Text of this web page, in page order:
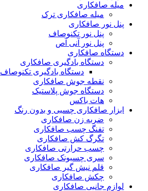
میله صافکاری
میله صافکاری ترک
پنل نور صافکاری
پنل نور تکنوصاف
پنل نور آنی آص
دستگاه صافکاری
دستگاه بادگیری صافکاری
دستگاه بادگیری تکنوصاف
نقطه جوش صافکاری
دستگاه جوش پلاستیک
هات باکس
ابزار صافکاری چسبی و بدون رنگ
ضربه زن صافکاری
تفنگ چسب صافکاری
تگرگ کش صافکاری
چسب حرارتی صافکاری
سری چسبونک صافکاری
قلم نیش گیر صافکاری
چکش صافکاری
لوازم جانبی صافکاری